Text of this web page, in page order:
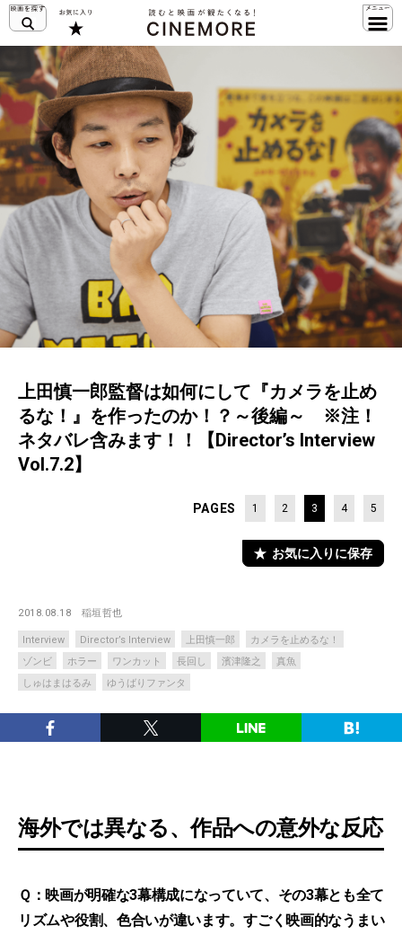
上田慎一郎監督は如何にして『カメラを止め
るな！』を作ったのか！？～後編～ ※注！
ネタバレ含みます！！【Director’s Interview
Vol.7.2】
PAGES 1 2 3 4 5
お気に入りに保存
2018.08.18 稲垣哲也
Interview Director’s Interview 上田慎一郎
カメラを止めるな！
ゾンビ
ホラー ワンカット 長回し 濱津隆之
真魚
しゅはまはるみ
ゆうばりファンタ
海外では異なる、作品への意外な反応
Ｑ：映画が明確な3幕構成になっていて、その3幕とも全て
リズムや役割、色合いが違います。すごく映画的なうまい